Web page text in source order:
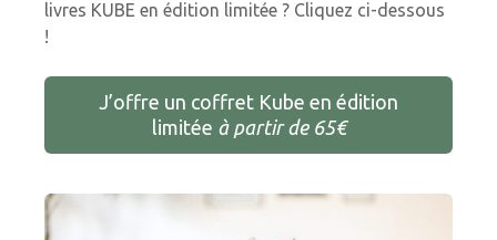
livres KUBE en édition limitée ? Cliquez ci-dessous
!
J’offre un coffret Kube en édition
limitée à partir de 65€